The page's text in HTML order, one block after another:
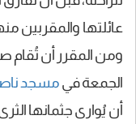
عائلتها والمقربين
ومن المقرر أن تُقام
الجمعة في مسجد
أن يُوارى جثمانها